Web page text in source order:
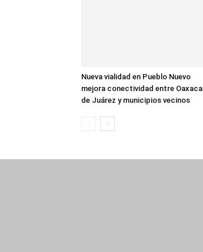
Nueva vialidad en Pueblo Nuevo
mejora conectividad entre Oaxaca
de Juárez y municipios vecinos